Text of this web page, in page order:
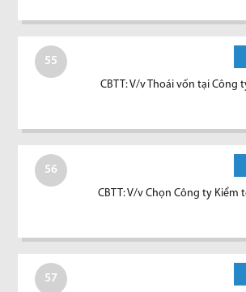
55
CBTT: V/v Thoái vốn tại Công
56
CBTT: V/v Chọn Công ty Kiểm
57